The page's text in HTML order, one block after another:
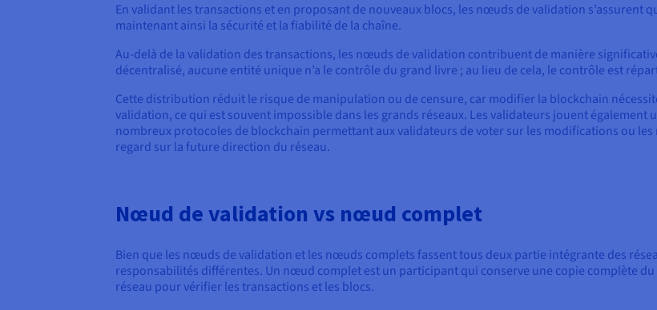
En validant les transactions et en proposant de nouveaux blocs, les nœuds de validation s’assurent
maintenant ainsi la sécurité et la fiabilité de la chaîne.
Au-delà de la validation des transactions, les nœuds de validation contribuent de manière
décentralisé, aucune entité unique n’a le contrôle du grand livre ; au lieu de cela, le contrôle est
Cette distribution réduit le risque de manipulation ou de censure, car modifier la blockchain
validation, ce qui est souvent impossible dans les grands réseaux. Les validateurs jouent également
nombreux protocoles de blockchain permettant aux validateurs de voter sur les modifications ou
regard sur la future direction du réseau.
Nœud de validation vs nœud complet
Bien que les nœuds de validation et les nœuds complets fassent tous deux partie intégrante des
responsabilités différentes. Un nœud complet est un participant qui conserve une copie complète
réseau pour vérifier les transactions et les blocs.